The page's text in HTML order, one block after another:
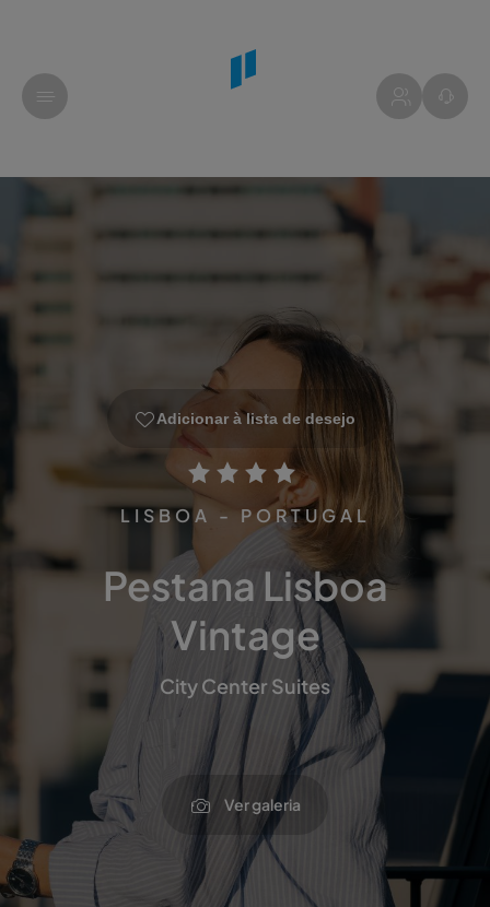
Adicionar à lista de desejo
LISBOA - PORTUGAL
Pestana Lisboa
Vintage
City Center Suites
Ver galeria